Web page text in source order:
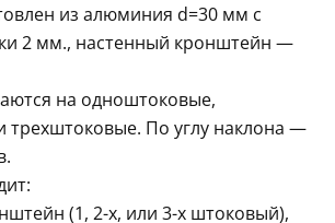
из алюминия d=30 мм с
2 мм., настенный кронштейн —
на одноштоковые,
трехштоковые. По углу наклона —
(1, 2-х, или 3-х штоковый),